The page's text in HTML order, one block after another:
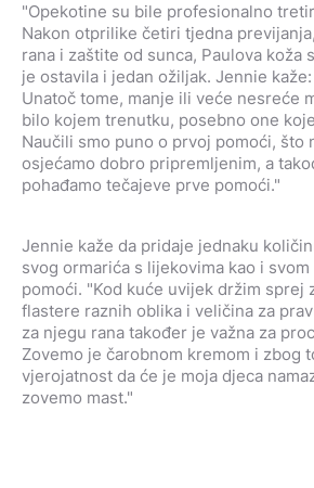
"Opekotine su bile profesionalno
Nakon otprilike četiri tjedna
rana i zaštite od sunca, Paulova koža
je ostavila i jedan ožiljak. Jennie
Unatoč tome, manje ili veće nesreće
bilo kojem trenutku, posebno one
Naučili smo puno o prvoj pomoći, što
osjećamo dobro pripremljenim, a
pohađamo tečajeve prve pomoći."
Jennie kaže da pridaje jednaku
svog ormarića s lijekovima kao i
pomoći. "Kod kuće uvijek držim sprej
flastere raznih oblika i veličina za
za njegu rana također je važna za
Zovemo je čarobnom kremom i zbog
vjerojatnost da će je moja djeca
zovemo mast."